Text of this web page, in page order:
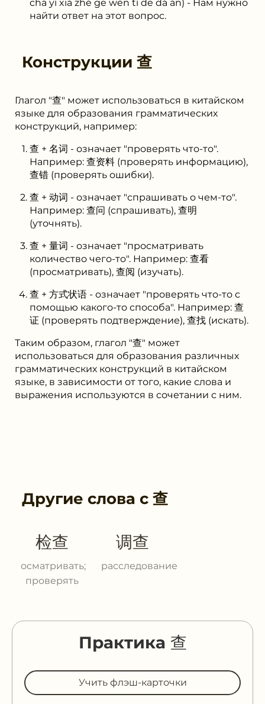
chá yí xià zhè ge wèn tí de dá àn) - Нам нужно
найти ответ на этот вопрос.
Конструкции 查
Глагол "查" может использоваться в китайском
языке для образования грамматических
конструкций, например:
查 + 名词 - означает "проверять что-то".
Например: 查资料 (проверять информацию),
查错 (проверять ошибки).
查 + 动词 - означает "спрашивать о чем-то".
Например: 查问 (спрашивать), 查明
(уточнять).
查 + 量词 - означает "просматривать
количество чего-то". Например: 查看
(просматривать), 查阅 (изучать).
查 + 方式状语 - означает "проверять что-то с
помощью какого-то способа". Например: 查
证 (проверять подтверждение), 查找 (искать).
Таким образом, глагол "查" может
использоваться для образования различных
грамматических конструкций в китайском
языке, в зависимости от того, какие слова и
выражения используются в сочетании с ним.
Другие слова с 查
检查
осматривать;
проверять
调查
расследование
Практика 查
Учить флэш-карточки